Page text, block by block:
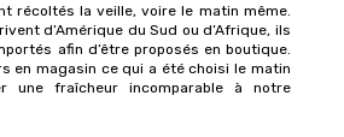
récoltés la veille, voire le matin même.
d’Amérique du Sud ou d’Afrique, ils
afin d’être proposés en boutique.
en magasin ce qui a été choisi le matin
une fraîcheur incomparable à notre